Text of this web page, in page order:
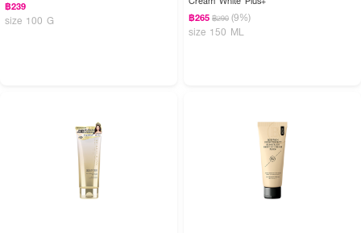
● มิลเล่ บลิ๊งค์ ไบร์ท บอดี้ ไพรเมอร์ ครีม #ฟลอรัล พีทัลล์
● ลดเม็ดสีเมลานิน จุดด่างดำ ผิวคล้ำเสียจากแดด ให้ดูจางลง
● ลดเม็ดสีเมลานิน จุดด่างดำ ผิวคล้ำเสียจากแดด ให้ดูจางลง
● ปริมาณ 150 g.
฿239
size 100 G
฿265 ฿290 (9%)
size 150 ML